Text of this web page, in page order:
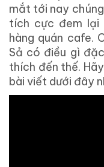
mắt tới nay
tích cực đem lại
hàng quán cafe.
Sả có điều gì
thích đến thế.
bài viết dưới đây